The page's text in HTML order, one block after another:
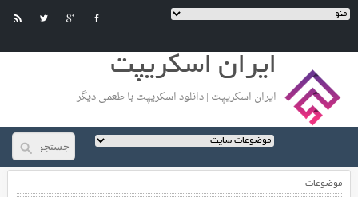
ایران اسکریپت
ایران اسکریپت | دانلود اسکریپت با طعمی دیگر
موضوعات